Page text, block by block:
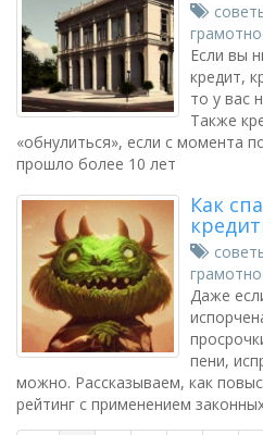
Если вы
кредит,
то у вас
Также
«обнулиться», если с момента
прошло более 10 лет
Как
Даже
пени,
можно. Рассказываем, как
рейтинг с применением